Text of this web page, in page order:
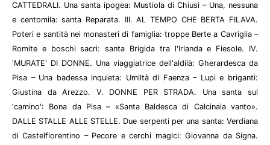
CATTEDRALI. Una santa ipogea: Mustiola di Chiusi – Una, nessuna
e centomila: santa Reparata. III. AL TEMPO CHE BERTA FILAVA.
Poteri e santità nei monasteri di famiglia: troppe Berte a Cavriglia –
Romite e boschi sacri: santa Brigida tra l'Irlanda e Fiesole. IV.
'MURATE' DI DONNE. Una viaggiatrice dell'aldilà: Gherardesca da
Pisa – Una badessa inquieta: Umiltà di Faenza – Lupi e briganti:
Giustina da Arezzo. V. DONNE PER STRADA. Una santa sul
'camino': Bona da Pisa – «Santa Baldesca di Calcinaia vanto».
DALLE STALLE ALLE STELLE. Due serpenti per una santa: Verdiana
di Castelfiorentino – Pecore e cerchi magici: Giovanna da Signa.